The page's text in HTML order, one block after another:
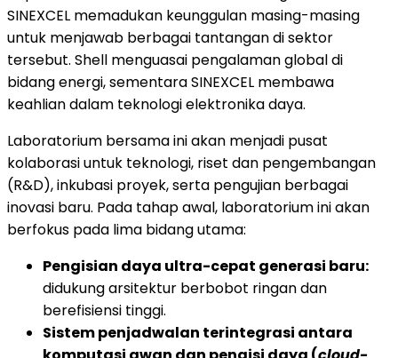
SINEXCEL memadukan keunggulan masing-masing
untuk menjawab berbagai tantangan di sektor
tersebut. Shell menguasai pengalaman global di
bidang energi, sementara SINEXCEL membawa
keahlian dalam teknologi elektronika daya.
Laboratorium bersama ini akan menjadi pusat
kolaborasi untuk teknologi, riset dan pengembangan
(R&D), inkubasi proyek, serta pengujian berbagai
inovasi baru. Pada tahap awal, laboratorium ini akan
berfokus pada lima bidang utama:
Pengisian daya ultra-cepat generasi baru:
didukung arsitektur berbobot ringan dan
berefisiensi tinggi.
Sistem penjadwalan terintegrasi antara